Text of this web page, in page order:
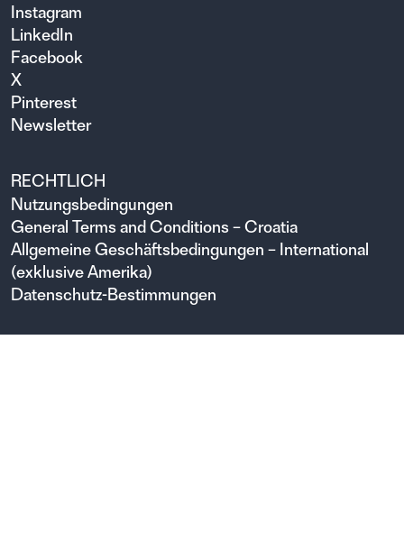
Instagram
LinkedIn
Facebook
X
Pinterest
Newsletter
RECHTLICH
Nutzungsbedingungen
General Terms and Conditions – Croatia
Allgemeine Geschäftsbedingungen – International
(exklusive Amerika)
Datenschutz-Bestimmungen